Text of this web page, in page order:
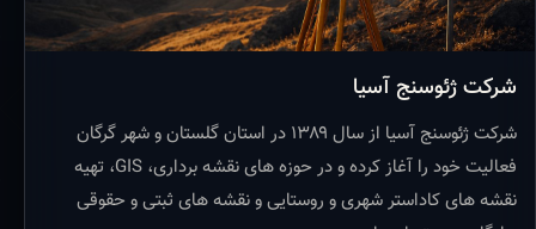
شرکت ژئوسنج آسیا
شرکت ژئوسنج آسیا از سال ۱۳۸۹ در استان گلستان و شهر گرگان
فعالیت خود را آغاز کرده و در حوزه های نقشه برداری، GIS، تهیه
نقشه های کاداستر شهری و روستایی و نقشه های ثبتی و حقوقی